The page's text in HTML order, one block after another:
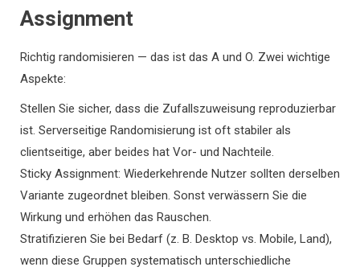
Assignment
Richtig randomisieren — das ist das A und O. Zwei wichtige
Aspekte:
Stellen Sie sicher, dass die Zufallszuweisung reproduzierbar
ist. Serverseitige Randomisierung ist oft stabiler als
clientseitige, aber beides hat Vor- und Nachteile.
Sticky Assignment: Wiederkehrende Nutzer sollten derselben
Variante zugeordnet bleiben. Sonst verwässern Sie die
Wirkung und erhöhen das Rauschen.
Stratifizieren Sie bei Bedarf (z. B. Desktop vs. Mobile, Land),
wenn diese Gruppen systematisch unterschiedliche